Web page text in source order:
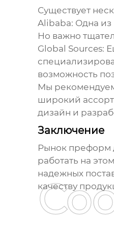
Существует
Alibaba: Одна из
Но важно
Global Sources:
возможность
Мы
широкий
дизайн и
Заключение
Рынок преформ
работать на
надежных
качеству